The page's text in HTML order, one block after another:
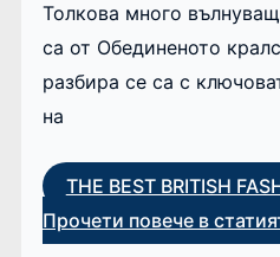
Толкова много
са от Обединеното
разбира се са с
на
THE BEST BRITISH
Прочети повече в